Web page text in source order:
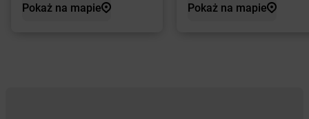
Pokaż na mapie Pokaż na mapie